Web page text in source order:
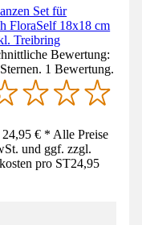
Set für
FloraSelf 18x18 cm
Treibring
Bewertung:
1 Bewertung.
€ * Alle Preise
und ggf. zzgl.
pro ST24,95